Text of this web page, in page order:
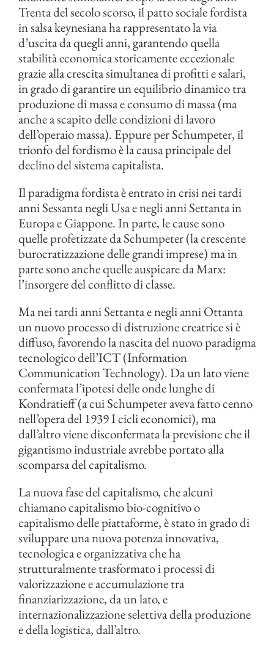
Trenta del secolo scorso, il patto sociale fordista
in salsa keynesiana ha rappresentato la via
d’uscita da quegli anni, garantendo quella
stabilità economica storicamente eccezionale
grazie alla crescita simultanea di profitti e salari,
in grado di garantire un equilibrio dinamico tra
produzione di massa e consumo di massa (ma
anche a scapito delle condizioni di lavoro
dell’operaio massa). Eppure per Schumpeter, il
trionfo del fordismo è la causa principale del
declino del sistema capitalista.
Il paradigma fordista è entrato in crisi nei tardi
anni Sessanta negli Usa e negli anni Settanta in
Europa e Giappone. In parte, le cause sono
quelle profetizzate da Schumpeter (la crescente
burocratizzazione delle grandi imprese) ma in
parte sono anche quelle auspicare da Marx:
l’insorgere del conflitto di classe.
Ma nei tardi anni Settanta e negli anni Ottanta
un nuovo processo di distruzione creatrice si è
diffuso, favorendo la nascita del nuovo paradigma
tecnologico dell’ICT (Information
Communication Technology). Da un lato viene
confermata l’ipotesi delle onde lunghe di
Kondratieff (a cui Schumpeter aveva fatto cenno
nell’opera del 1939 I cicli economici), ma
dall’altro viene disconfermata la previsione che il
gigantismo industriale avrebbe portato alla
scomparsa del capitalismo.
La nuova fase del capitalismo, che alcuni
chiamano capitalismo bio-cognitivo o
capitalismo delle piattaforme, è stato in grado di
sviluppare una nuova potenza innovativa,
tecnologica e organizzativa che ha
strutturalmente trasformato i processi di
valorizzazione e accumulazione tra
finanziarizzazione, da un lato, e
internazionalizzazione selettiva della produzione
e della logistica, dall’altro.